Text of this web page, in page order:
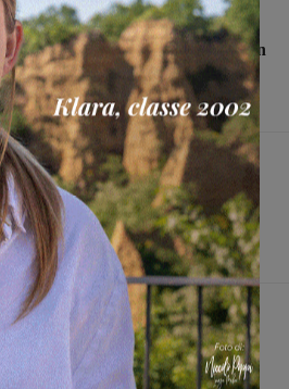
operai della manutenzionesaranno
delle aree gioco per bambini con
Campani